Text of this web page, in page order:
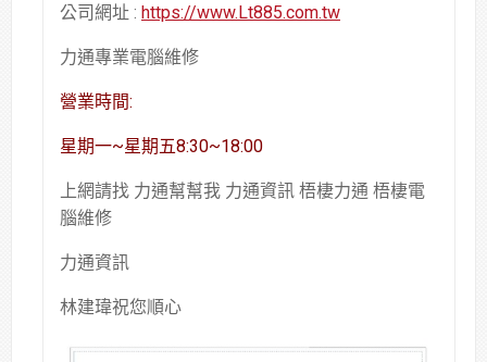
公司網址 : https://www.Lt885.com.tw
力通專業電腦維修
營業時間:
星期一~星期五8:30~18:00
上網請找 力通幫幫我 力通資訊 梧棲力通 梧棲電
腦維修
力通資訊
林建瑋祝您順心